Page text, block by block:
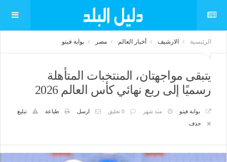
الرئيسية الارشيف أخبار العالم مصر بوابة فيتو
يتبقى مواجهتان، المنتخبات المتأهلة
رسميًا إلى ربع نهائي كأس العالم 2026
بوابة فيتو منذ شهر 0 تعليق ارسل طباعة
تبليغ
حذف